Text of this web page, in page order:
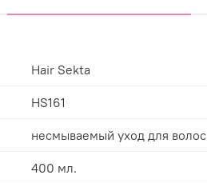
Hair Sekta
HS161
несмываемый уход для волос
400 мл.